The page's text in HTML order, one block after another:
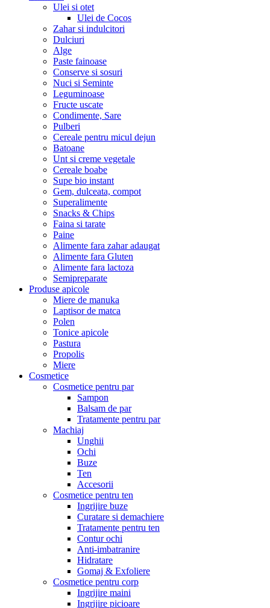
Ulei si otet
Ulei de Cocos
Zahar si indulcitori
Dulciuri
Alge
Paste fainoase
Conserve si sosuri
Nuci si Seminte
Leguminoase
Fructe uscate
Condimente, Sare
Pulberi
Cereale pentru micul dejun
Batoane
Unt si creme vegetale
Cereale boabe
Supe bio instant
Gem, dulceata, compot
Superalimente
Snacks & Chips
Faina si tarate
Paine
Alimente fara zahar adaugat
Alimente fara Gluten
Alimente fara lactoza
Semipreparate
Produse apicole
Miere de manuka
Laptisor de matca
Polen
Tonice apicole
Pastura
Propolis
Miere
Cosmetice
Cosmetice pentru par
Sampon
Balsam de par
Tratamente pentru par
Machiaj
Unghii
Ochi
Buze
Ten
Accesorii
Cosmetice pentru ten
Ingrijire buze
Curatare si demachiere
Tratamente pentru ten
Contur ochi
Anti-imbatranire
Hidratare
Gomaj & Exfoliere
Cosmetice pentru corp
Ingrijire maini
Ingrijire picioare